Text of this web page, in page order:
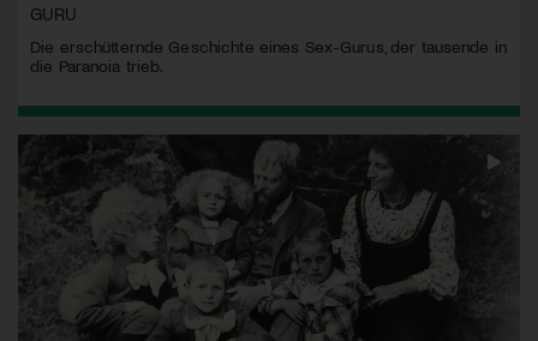
GURU
Die erschütternde Geschichte eines Sex-Gurus, der tausende in
die Paranoia trieb.